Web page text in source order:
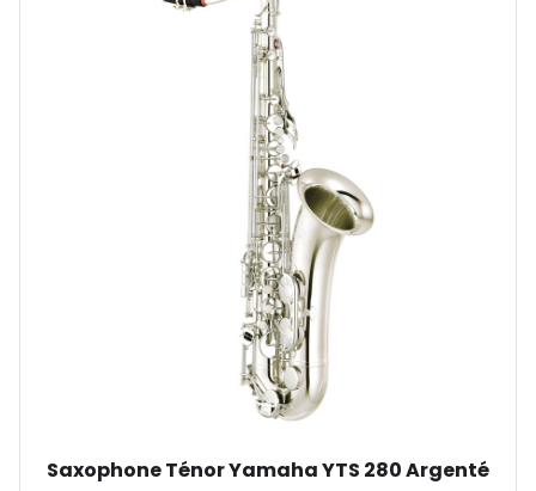
Saxophone Ténor Yamaha YTS 280 Argenté